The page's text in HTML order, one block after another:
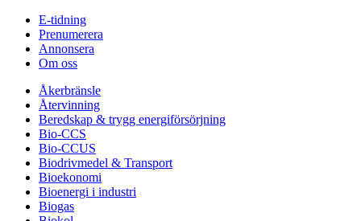
E-tidning
Prenumerera
Annonsera
Om oss
Åkerbränsle
Återvinning
Beredskap & trygg energiförsörjning
Bio-CCS
Bio-CCUS
Biodrivmedel & Transport
Bioekonomi
Bioenergi i industri
Biogas